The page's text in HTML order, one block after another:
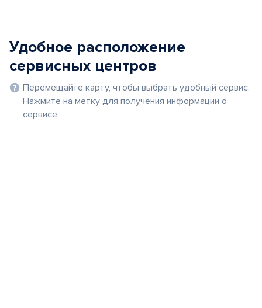
Удобное расположение
сервисных центров
Перемещайте карту, чтобы выбрать удобный сервис.
Нажмите на метку для получения информации о
сервисе